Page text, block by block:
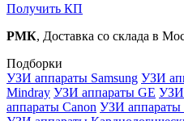
Получить КП
РМК, Доставка со склада в
Подборки
УЗИ аппараты Samsung УЗИ
Mindray УЗИ аппараты GE УЗИ
аппараты Canon УЗИ аппараты